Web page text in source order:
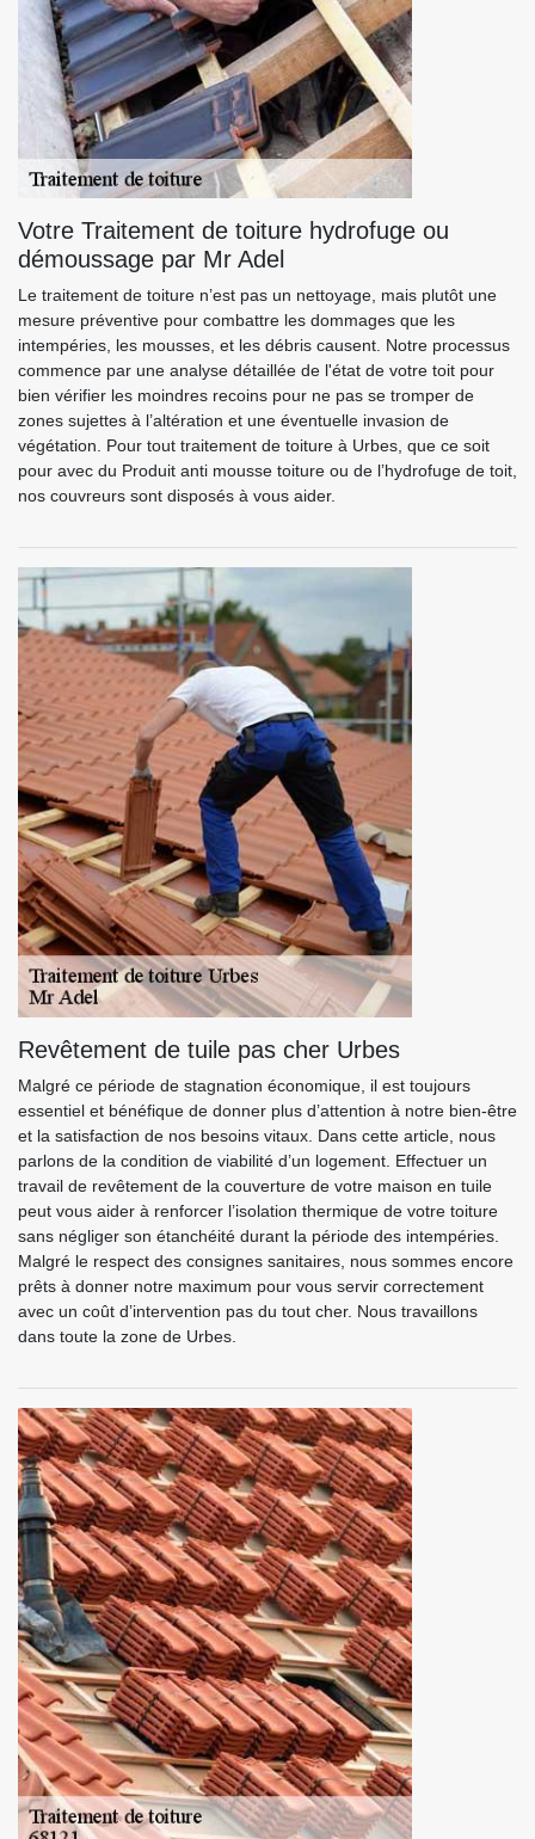
Votre Traitement de toiture hydrofuge ou
démoussage par Mr Adel
Le traitement de toiture n’est pas un nettoyage, mais plutôt une
mesure préventive pour combattre les dommages que les
intempéries, les mousses, et les débris causent. Notre processus
commence par une analyse détaillée de l'état de votre toit pour
bien vérifier les moindres recoins pour ne pas se tromper de
zones sujettes à l’altération et une éventuelle invasion de
végétation. Pour tout traitement de toiture à Urbes, que ce soit
pour avec du Produit anti mousse toiture ou de l’hydrofuge de toit,
nos couvreurs sont disposés à vous aider.
Revêtement de tuile pas cher Urbes
Malgré ce période de stagnation économique, il est toujours
essentiel et bénéfique de donner plus d’attention à notre bien-être
et la satisfaction de nos besoins vitaux. Dans cette article, nous
parlons de la condition de viabilité d’un logement. Effectuer un
travail de revêtement de la couverture de votre maison en tuile
peut vous aider à renforcer l’isolation thermique de votre toiture
sans négliger son étanchéité durant la période des intempéries.
Malgré le respect des consignes sanitaires, nous sommes encore
prêts à donner notre maximum pour vous servir correctement
avec un coût d’intervention pas du tout cher. Nous travaillons
dans toute la zone de Urbes.